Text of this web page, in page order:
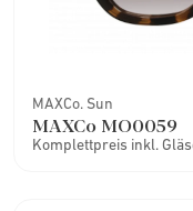
MAXCo. Sun
MAXCo MO0059
Komplettpreis inkl.